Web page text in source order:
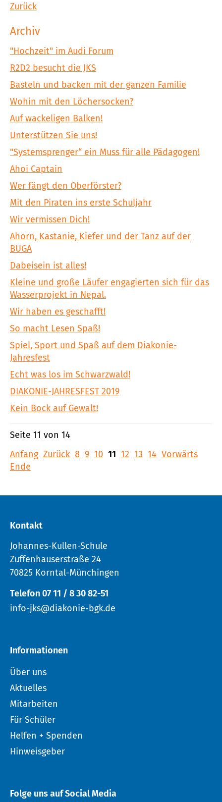
Zurück
Archiv
"Hochzeit" im Audi Forum
R2D2 besucht die JKS
Basteln und backen mit der ganzen Familie
Wohin mit den Löchersocken?
Auf wackeligen Balken!
Unterstützen Sie uns!
"Systemsprenger“ ein Muss für alle Pädagogen!
Ahoi Captain
Wer fängt den Oberförster?
Mit den Piraten ins erste Schuljahr
Wir vermissen Dich!
Ahorn, Kastanie, Kiefer und der Tanz auf der
BUGA
Dabeisein ist alles!
Kleine und große Läufer engagierten sich für das
Wasserprojekt in Nepal.
Wir haben es geschafft!
So macht Lesen Spaß!
Spiel, Sport und Spaß auf dem Diakonie-
Jahresfest
Echt was los im Schwarzwald!
DIAKONIE-JAHRESFEST 2019
Kein Bock auf Gewalt!
Seite 11 von 14
Anfang Zurück 8 9 10 11 12 13 14 Vorwärts
Ende
Kontakt
Johannes-Kullen-Schule
Zuffenhauserstraße 24
70825 Korntal-Münchingen
Telefon 07 11 / 8 30 82-51
info-jks@diakonie-bgk.de
Informationen
Über uns
Aktuelles
Mitarbeiten
Für Schüler
Helfen + Spenden
Hinweisgeber
Folge uns auf Social Media